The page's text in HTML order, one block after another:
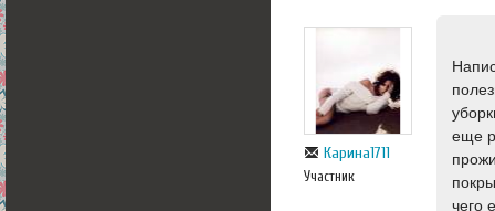
Карина1711
Участник
еще
чего